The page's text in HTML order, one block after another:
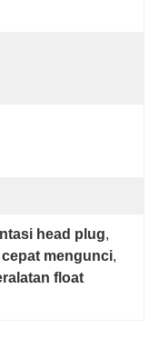
head plug,
mengunci,
float